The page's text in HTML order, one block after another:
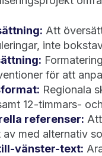
Att
inte
för att
Regionala
12-timmars-
referenser:
med alternativ
vänster-text: